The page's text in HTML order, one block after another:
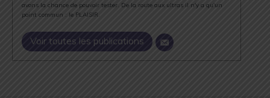
avons la chance de pouvoir tester. De la route aux ultras il n'y a qu'un
point commun : le PLAISIR.
Voir toutes les publications